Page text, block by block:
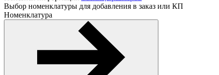
Выбор номенклатуры для добавления в заказ или КП
Номенклатура